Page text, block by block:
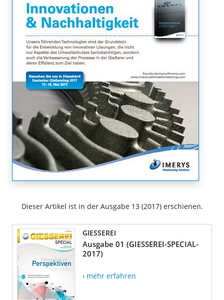
Dieser Artikel ist in der Ausgabe 13 (2017) erschienen.
GIESSEREI
Ausgabe 01 (GIESSEREI-SPECIAL-
2017)
› mehr erfahren